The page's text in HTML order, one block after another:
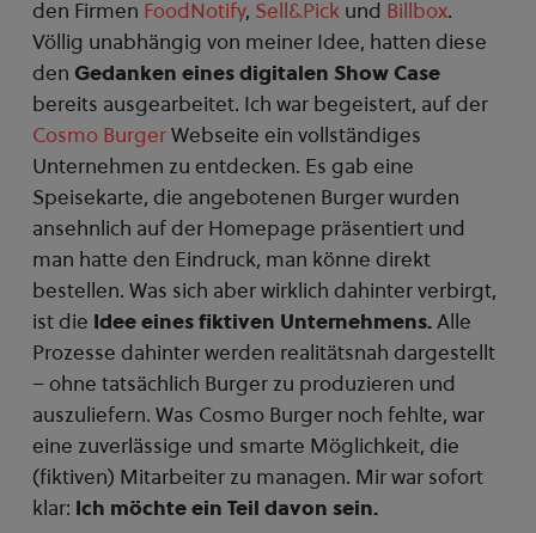
den Firmen FoodNotify, Sell&Pickund Billbox.
Völlig unabhängig von meiner Idee, hatten diese
den Gedanken eines digitalen Show Case
bereits ausgearbeitet. Ich war begeistert, auf der
Cosmo BurgerWebseite ein vollständiges
Unternehmen zu entdecken. Es gab eine
Speisekarte, die angebotenen Burger wurden
ansehnlich auf der Homepage präsentiert und
man hatte den Eindruck, man könne direkt
bestellen. Was sich aber wirklich dahinter verbirgt,
ist die Idee eines fiktiven Unternehmens.Alle
Prozesse dahinter werden realitätsnah dargestellt
– ohne tatsächlich Burger zu produzieren und
auszuliefern. Was Cosmo Burger noch fehlte, war
eine zuverlässige und smarte Möglichkeit, die
(fiktiven) Mitarbeiter zu managen. Mir war sofort
klar: Ich möchte ein Teil davon sein.